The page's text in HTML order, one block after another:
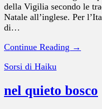
della Vigilia secondo le
Natale all’inglese. Per
di…
Continue Reading →
Sorsi di Haiku
nel quieto bosco